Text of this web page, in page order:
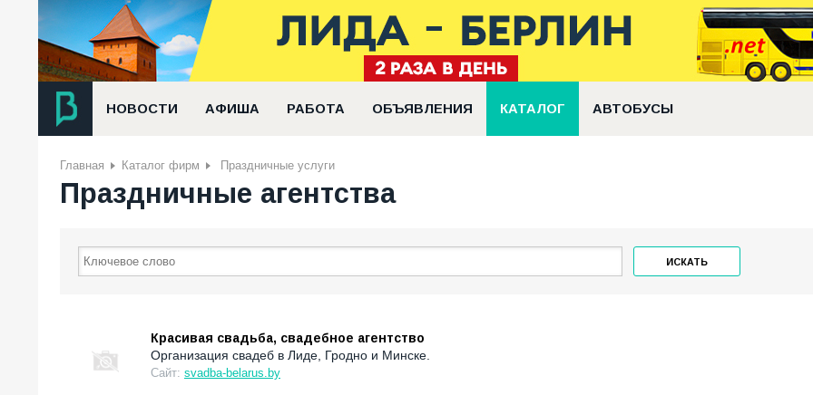
НОВОСТИ АФИША РАБОТА ОБЪЯВЛЕНИЯ КАТАЛОГ АВТОБУСЫ
Главная Каталог фирм Праздничные услуги
Праздничные агентства
ИСКАТЬ
Красивая свадьба, свадебное агентство
Организация свадеб в Лиде, Гродно и Минске.
Сайт: svadba-belarus.by